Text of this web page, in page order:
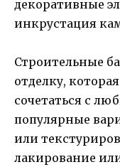
декоративные
инкрустация
Строительные
отделку,
сочетаться с
популярные
или
лакирование